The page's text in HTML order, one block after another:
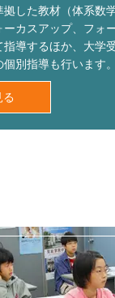
した教材（体系数
カスアップ、フォ
導するほか、大学
別指導も行います。
る